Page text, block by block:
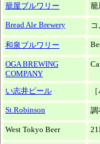
籠屋ブルワリー 籠
Bread Ale Brewery
和泉ブルワリー
OGA BREWING
COMPANY
い志井ビール
St.Robinson
調
West Tokyo Beer